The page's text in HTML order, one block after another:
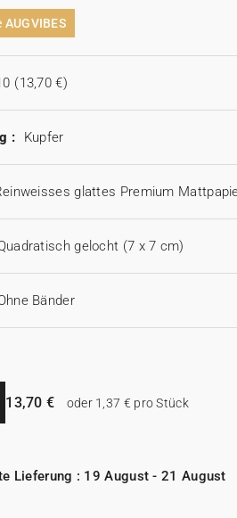
AUGVIBES
(13,70 €)
: Kupfer
glattes Premium
gelocht (7 x 7 cm)
Bänder
13,70 € oder 1,37 € pro Stück
Lieferung : 19 August - 21 August